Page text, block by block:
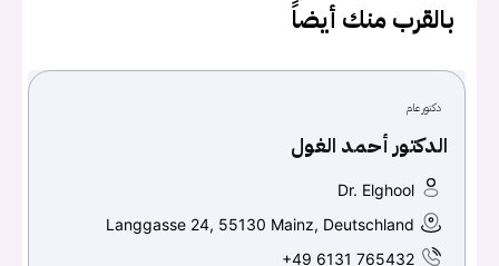
تسجيل الدخول
بالقرب منك أيضاً
دكتور عام
الدكتور أحمد الغول
Dr. Elghool
Langgasse 24, 55130 Mainz, Deutschland
+49 6131 765432